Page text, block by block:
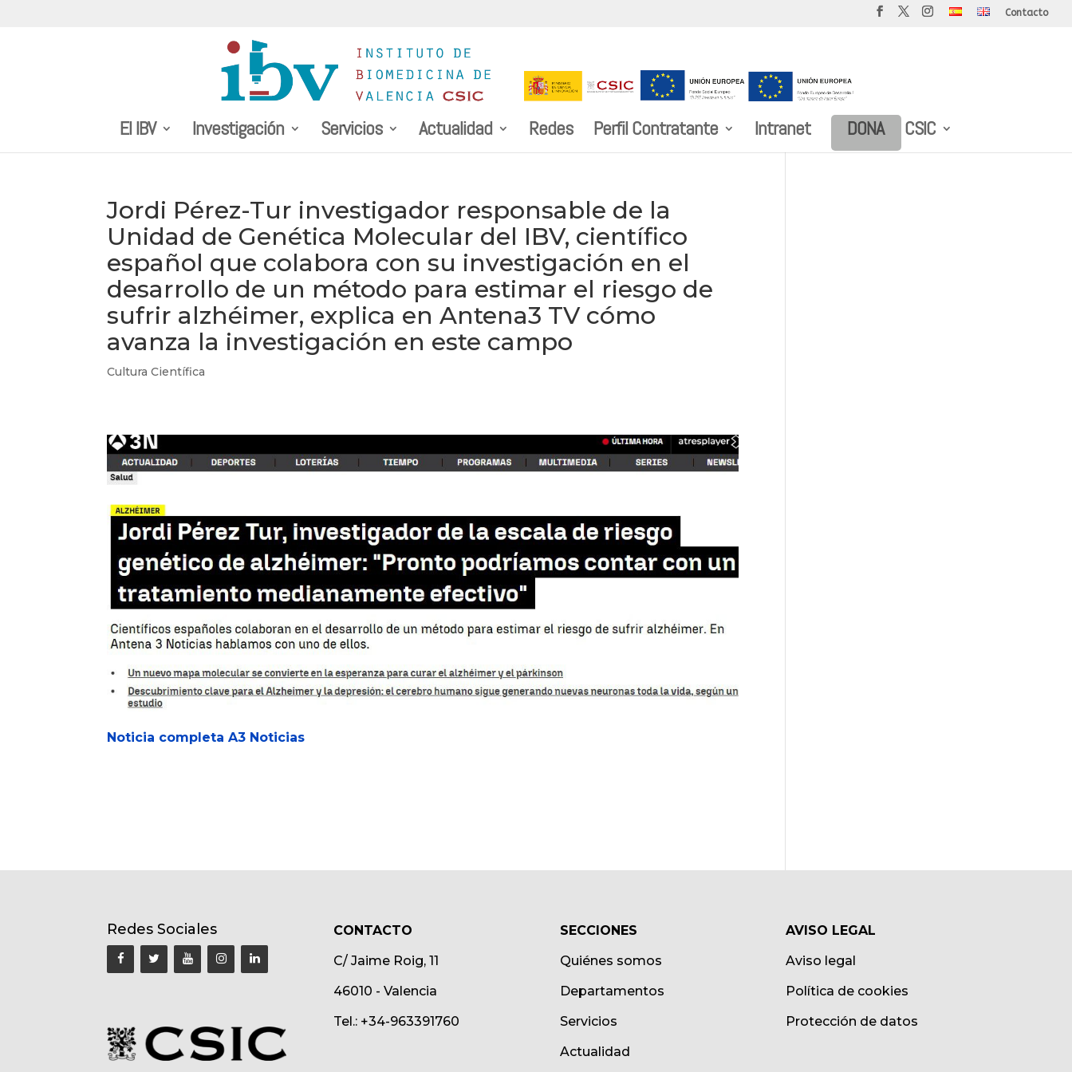
Contacto
El IBV Investigación Servicios Actualidad Redes Perfil Contratante Intranet DONA CSIC
Jordi Pérez-Tur investigador responsable de la
Unidad de Genética Molecular del IBV, científico
español que colabora con su investigación en el
desarrollo de un método para estimar el riesgo de
sufrir alzhéimer, explica en Antena3 TV cómo
avanza la investigación en este campo
Cultura Científica
Noticia completa A3 Noticias
Redes Sociales
CONTACTO
C/ Jaime Roig, 11
46010 - Valencia
Tel.: +34-963391760
SECCIONES
Quiénes somos
Departamentos
Servicios
Actualidad
AVISO LEGAL
Aviso legal
Política de cookies
Protección de datos